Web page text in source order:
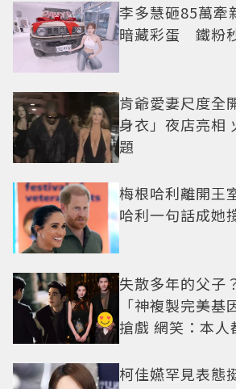
李多慧砸85萬牽
暗藏彩蛋 鐵粉
肯爺愛妻尺度全
身衣」夜店亮相
題
梅根哈利離開王
哈利一句話成她
失散多年的父子
「神複製完美基
搶戲 網笑：本人
柯佳嬿罕見表態